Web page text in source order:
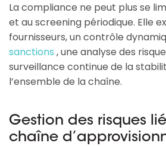
La compliance ne peut plus se
et au screening périodique. Elle
fournisseurs, un contrôle
sanctions , une analyse des
surveillance continue de la
l’ensemble de la chaîne.
Gestion des risques
chaîne